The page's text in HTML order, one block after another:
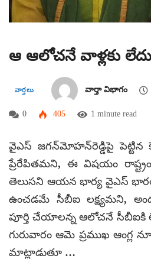
ఆ ఆలోచనే వాళ్లకు
వార్తలు వార్తా విభాగం
0 405 1 minute read
వైఎస్ జగన్‌మోహన్‌రెడ్డిపై పెట్టిన
ప్రేరేపితమని, ఈ విషయం
తెలుసని ఆయన భార్య వైఎస్
ఉంచడమే సీబీఐ లక్ష్యమని,
పూర్తి చేయాలన్న ఆలోచనే సీబీఐకి
గురువారం ఆమె ప్రముఖ ఆంగ్ల
మాట్లాడుతూ …